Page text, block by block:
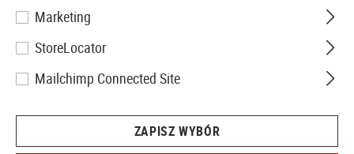
Marketing
StoreLocator
Mailchimp Connected Site
ZAPISZ WYBÓR